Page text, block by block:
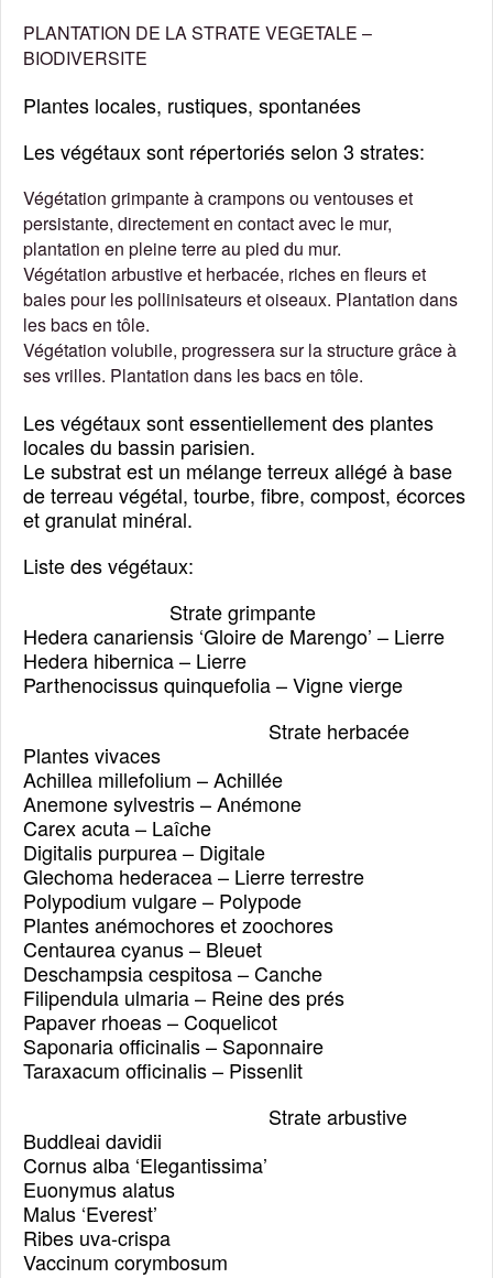
PLANTATION DE LA STRATE VEGETALE –
BIODIVERSITE
Plantes locales, rustiques, spontanées
Les végétaux sont répertoriés selon 3 strates:
Végétation grimpante à crampons ou ventouses et
persistante, directement en contact avec le mur,
plantation en pleine terre au pied du mur.
Végétation arbustive et herbacée, riches en fleurs et
baies pour les pollinisateurs et oiseaux. Plantation dans
les bacs en tôle.
Végétation volubile, progressera sur la structure grâce à
ses vrilles. Plantation dans les bacs en tôle.
Les végétaux sont essentiellement des plantes
locales du bassin parisien.
Le substrat est un mélange terreux allégé à base
de terreau végétal, tourbe, fibre, compost, écorces
et granulat minéral.
Liste des végétaux:
Strate grimpante
Hedera canariensis ‘Gloire de Marengo’ – Lierre
Hedera hibernica – Lierre
Parthenocissus quinquefolia – Vigne vierge
Strate herbacée
Plantes vivaces
Achillea millefolium – Achillée
Anemone sylvestris – Anémone
Carex acuta – Laîche
Digitalis purpurea – Digitale
Glechoma hederacea – Lierre terrestre
Polypodium vulgare – Polypode
Plantes anémochores et zoochores
Centaurea cyanus – Bleuet
Deschampsia cespitosa – Canche
Filipendula ulmaria – Reine des prés
Papaver rhoeas – Coquelicot
Saponaria officinalis – Saponnaire
Taraxacum officinalis – Pissenlit
Strate arbustive
Buddleai davidii
Cornus alba ‘Elegantissima’
Euonymus alatus
Malus ‘Everest’
Ribes uva-crispa
Vaccinum corymbosum